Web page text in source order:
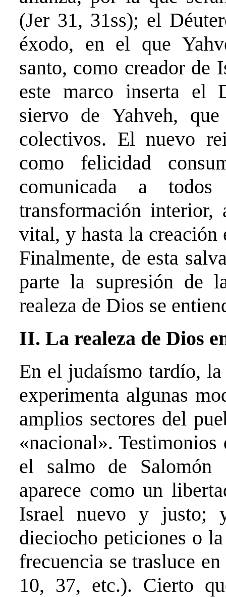
(Jer 31, 31ss); el
éxodo, en el que
santo, como creador de
este marco inserta el
siervo de Yahveh,
colectivos. El nuevo
como felicidad
comunicada a
transformación interior,
vital, y hasta la
Finalmente, de esta
parte la supresión de
realeza de Dios se
II. La realeza de Dios
En el judaísmo tardío,
experimenta algunas
amplios sectores del
«nacional».
el salmo de Salomón
aparece como un
Israel nuevo y justo;
dieciocho peticiones o
frecuencia se trasluce
10, 37, etc.). Cierto